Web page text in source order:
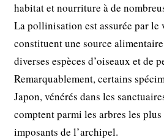
habitat et nourriture à de
La pollinisation est assurée par le
constituent une source
diverses espèces d’oiseaux et de
Remarquablement, certains
Japon, vénérés dans les
comptent parmi les arbres les
imposants de l’archipel.